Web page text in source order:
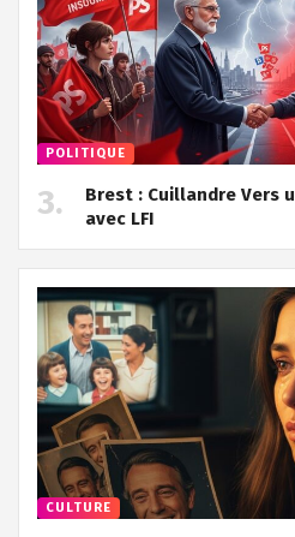
POLITIQUE
Brest : Cuillandre Vers
avec LFI
CULTURE